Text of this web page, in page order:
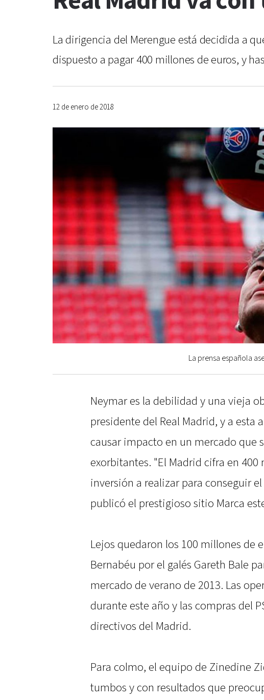
La dirigencia del Merengue está decidida a
dispuesto a pagar 400 millones de euros, y
12 de enero de 2018
La prensa española
Neymar es la debilidad y una vieja
presidente del Real Madrid, y a esta
causar impacto en un mercado que
exorbitantes. "El Madrid cifra en 400
inversión a realizar para conseguir
publicó el prestigioso sitio Marca
Lejos quedaron los 100 millones de
Bernabéu por el galés Gareth Bale
mercado de verano de 2013. Las
durante este año y las compras del
directivos del Madrid.
Para colmo, el equipo de Zinedine
tumbos y con resultados que